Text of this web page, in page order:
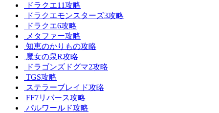
ドラクエ11攻略
ドラクエモンスターズ3攻略
ドラクエ6攻略
メタファー攻略
知恵のかりもの攻略
魔女の泉R攻略
ドラゴンズドグマ2攻略
TGS攻略
ステラーブレイド攻略
FF7リバース攻略
パルワールド攻略